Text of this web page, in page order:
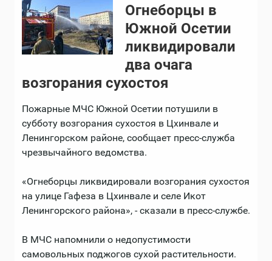
Огнеборцы в
Южной Осетии
ликвидировали
два очага
возгорания сухостоя
Пожарные МЧС Южной Осетии потушили в
субботу возгорания сухостоя в Цхинвале и
Ленингорском районе, сообщает пресс-служба
чрезвычайного ведомства.
«Огнеборцы ликвидировали возгорания сухостоя
на улице Гафеза в Цхинвале и селе Икот
Ленингорского района», - сказали в пресс-службе.
В МЧС напомнили о недопустимости
самовольных поджогов сухой растительности.